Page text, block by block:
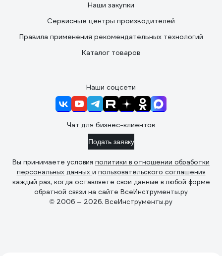
Наши закупки
Сервисные центры производителей
Правила применения рекомендательных технологий
Каталог товаров
Наши соцсети
Чат для бизнес-клиентов
Подать заявку
Вы принимаете условия политики в отношении обработки
персональных данных и пользовательского соглашения
каждый раз, когда оставляете свои данные в любой форме
обратной связи на сайте ВсеИнструменты.ру
© 2006 — 2026. ВсеИнструменты.ру